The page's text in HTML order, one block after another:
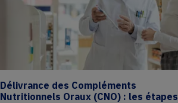
Délivrance des Compléments
Nutritionnels Oraux (CNO) : les étapes